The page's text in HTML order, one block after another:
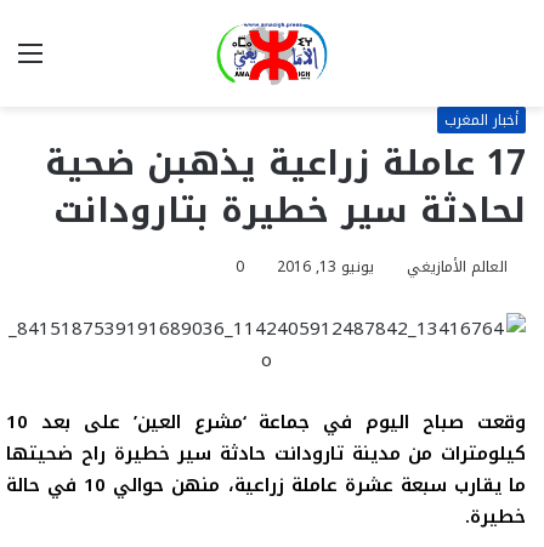
أخبار المغرب
17 عاملة زراعية يذهبن ضحية
لحادثة سير خطيرة بتارودانت
العالم الأمازيغي يونيو 13, 2016 0
وقعت صباح اليوم في
جماعة ‘مشرع العين’ على بعد 10
كيلومترات من مدينة تارودانت حادثة سير خطيرة راح ضحيتها
ما يقارب سبعة عشرة عاملة زراعية، منهن حوالي 10 في حالة
خطيرة.